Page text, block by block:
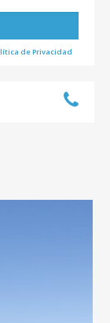
de Privacidad